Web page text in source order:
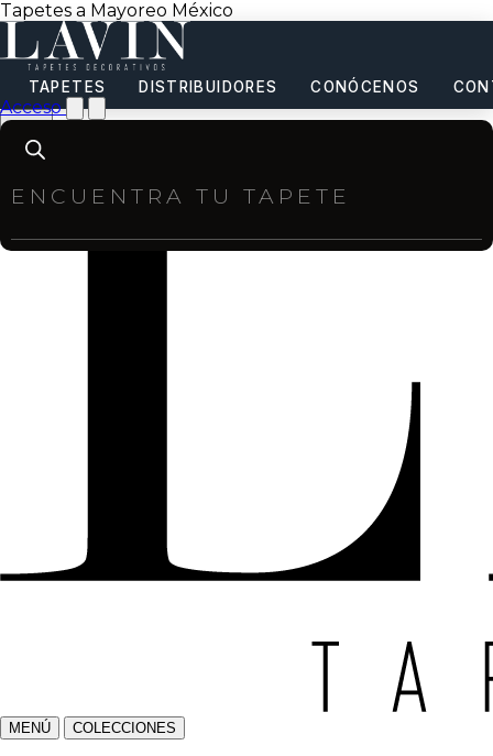
Tapetes a Mayoreo México
TAPETES DISTRIBUIDORES CONÓCENOS
Acceso
Products
search
MENÚ COLECCIONES